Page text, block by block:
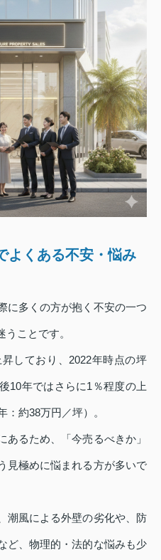
よくある不安・悩み
に多くの方が抱く不安の一つ
ことです。
しており、2022年時点の坪
10年ではさらに1％程度の上
：約38万円／坪）。
るため、「今売るべきか」
見極めに悩まれる方が多いで
潮風による外壁の劣化や、防
ど、物理的・法的な悩みも少